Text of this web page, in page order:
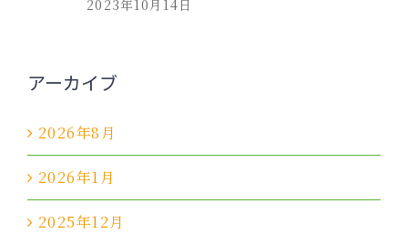
2023年10月14日
アーカイブ
2026年8月
2026年1月
2025年12月